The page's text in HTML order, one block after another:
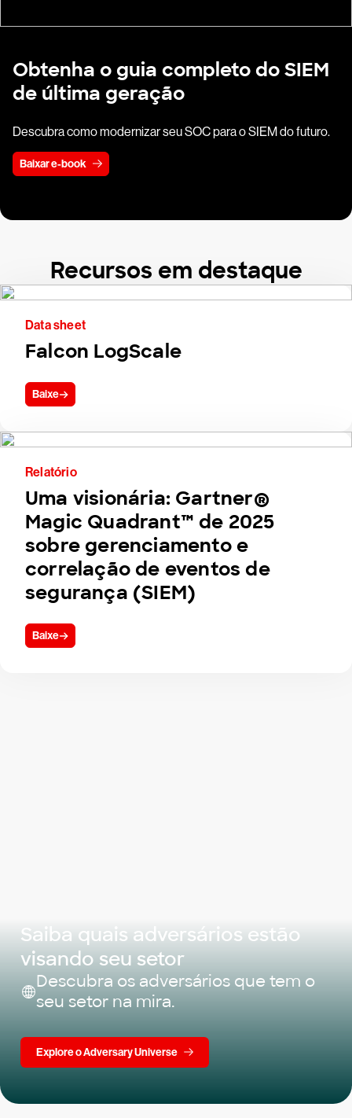
Obtenha o guia completo do SIEM
de última geração
Descubra como modernizar seu SOC para o SIEM do futuro.
Baixar e-book
Recursos em destaque
Data sheet
Falcon LogScale
Baixe
Relatório
Uma visionária: Gartner®
Magic Quadrant™ de 2025
sobre gerenciamento e
correlação de eventos de
segurança (SIEM)
Baixe
Saiba quais adversários estão
visando seu setor
Descubra os adversários que tem o
seu setor na mira.
Explore o Adversary Universe